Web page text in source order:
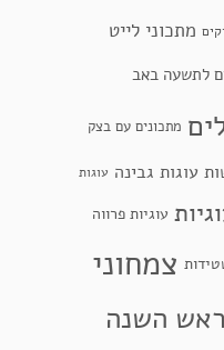
מתכוני לייט
לתשעה באב
מתכונים עם בצק
עוגות גבינה עוגות
עוגיות פרווה
צמחוני
ראש השנה